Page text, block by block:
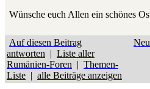
Wünsche euch Allen ein schönes
Auf diesen Beitrag
antworten | Liste aller
Rumänien-Foren | Themen-
Liste | alle Beiträge anzeigen